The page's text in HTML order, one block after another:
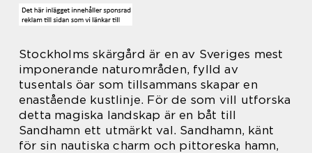
Stockholms skärgård är en av Sveriges mest
imponerande naturområden, fylld av
tusentals öar som tillsammans skapar en
enastående kustlinje. För de som vill utforska
detta magiska landskap är en båt till
Sandhamn ett utmärkt val. Sandhamn, känt
för sin nautiska charm och pittoreska hamn,